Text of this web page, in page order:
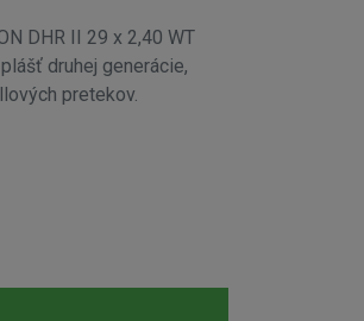
DHR II 29 x 2,40 WT
druhej generácie,
pretekov.